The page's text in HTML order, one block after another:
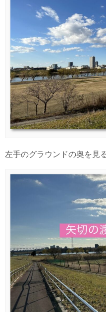
左手のグラウンドの奥を見